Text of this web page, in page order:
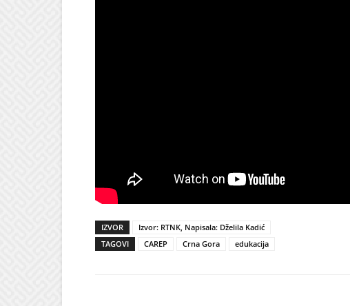
IZVOR
Izvor: RTNK, Napisala: Dželila Kadić
TAGOVI
CAREP Crna Gora edukacija